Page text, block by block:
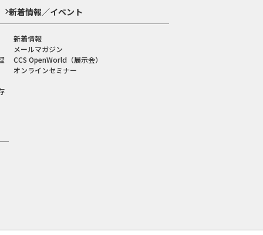
新着情報／イベント
新着情報
メールマガジン
CCS OpenWorld（展示会）
オンラインセミナー